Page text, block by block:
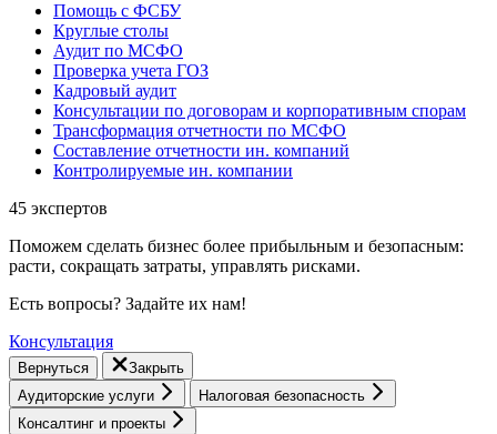
Помощь с ФСБУ
Круглые столы
Аудит по МСФО
Проверка учета ГОЗ
Кадровый аудит
Консультации по договорам и корпоративным спорам
Трансформация отчетности по МСФО
Составление отчетности ин. компаний
Контролируемые ин. компании
45 экспертов
Поможем сделать бизнес более прибыльным и безопасным:
расти, cокращать затраты, управлять рисками.
Есть вопросы? Задайте их нам!
Консультация
Вернуться
Закрыть
Аудиторские услуги
Налоговая безопасность
Консалтинг и проекты